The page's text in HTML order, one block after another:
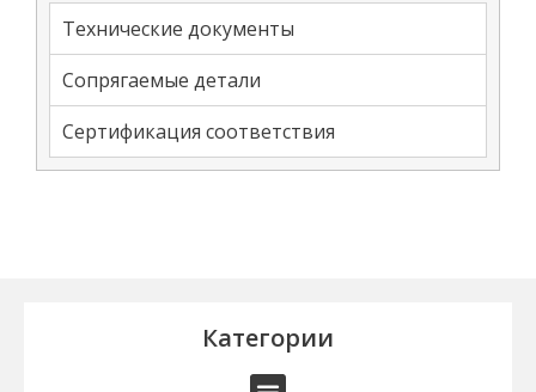
Технические документы
Сопрягаемые детали
Сертификация соответствия
Категории